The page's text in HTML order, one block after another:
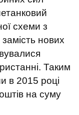
схеми з
нових
Таким
в 2015 році
на суму